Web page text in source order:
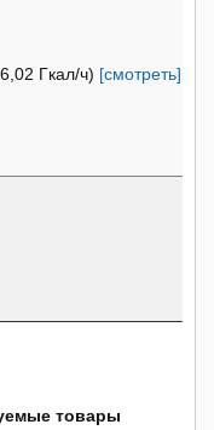
Гкал/ч) [смотреть]
товары